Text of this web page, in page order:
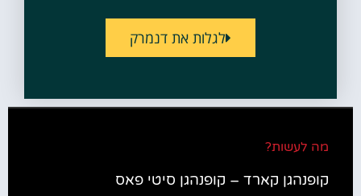
לגלות את דנמרק
מה לעשות?
קופנהגן קארד – קופנהגן סיטי פאס